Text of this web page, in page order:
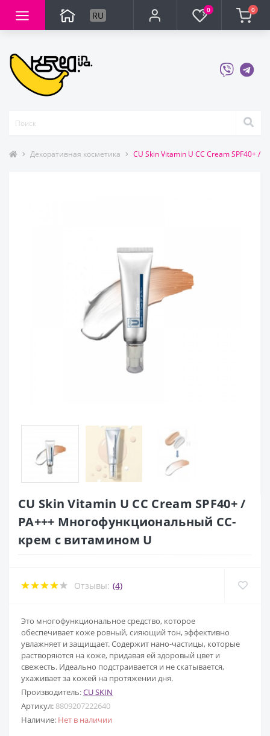
RU 0 0
Декоративная косметика CU Skin Vitamin U CC Cream SPF40+
CU Skin Vitamin U CC Cream SPF40+ /
РА+++ Многофункциональный СС-
крем с витамином U
Отзывы: (4)
Это многофункциональное средство, которое
обеспечивает коже ровный, сияющий тон, эффективно
увлажняет и защищает. Содержит нано-частицы, которые
растворяются на коже, придавая ей здоровый цвет и
свежесть. Идеально подстраивается и не скатывается,
ухаживает за кожей на протяжении дня.
Производитель:CU SKIN
Артикул: 8809207222640
Наличие: Нет в наличии